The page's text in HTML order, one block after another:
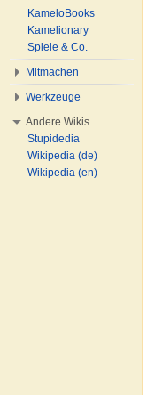
KameloBooks
Kamelionary
Spiele & Co.
Mitmachen
Werkzeuge
Andere Wikis
Stupidedia
Wikipedia (de)
Wikipedia (en)